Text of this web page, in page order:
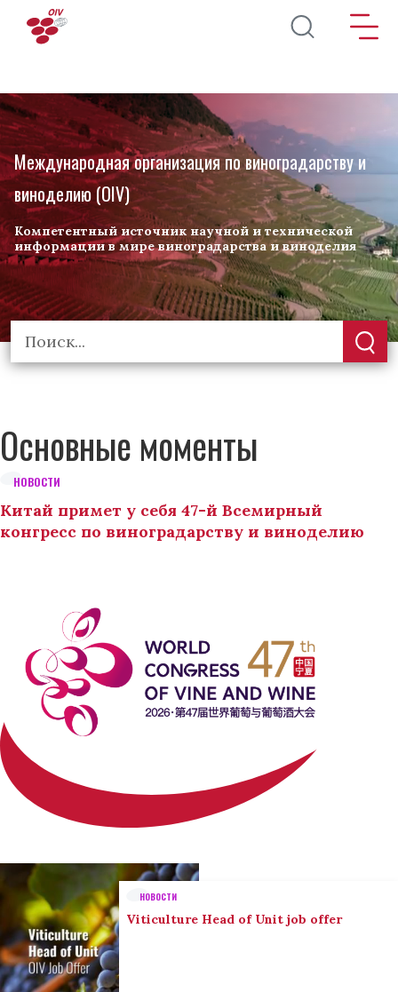
Перейти к основному содержанию
Международная организация по виноградарству и
виноделию (OIV)
Компетентный источник научной и технической
информации в мире виноградарства и виноделия
Основные моменты
НОВОСТИ
Китай примет у себя 47-й Всемирный
конгресс по виноградарству и виноделию
НОВОСТИ
Viticulture Head of Unit job offer